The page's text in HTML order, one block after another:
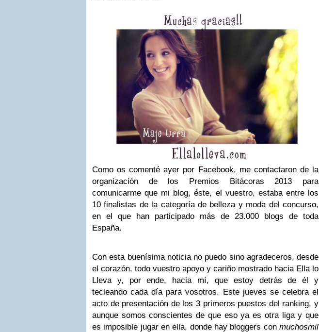
Como os comenté ayer por Facebook, me contactaron de la
organización de los Premios Bitácoras 2013 para
comunicarme que mi blog, éste, el vuestro, estaba entre los
10 finalistas de la categoría de belleza y moda del concurso,
en el que han participado más de 23.000 blogs de toda
España.
Con esta buenísima noticia no puedo sino agradeceros, desde
el corazón, todo vuestro apoyo y cariño mostrado hacia Ella lo
Lleva y, por ende, hacia mí, que estoy detrás de él y
tecleando cada día para vosotros. Este jueves se celebra el
acto de presentación de los 3 primeros puestos del ranking, y
aunque somos conscientes de que eso ya es otra liga y que
es imposible jugar en ella, donde hay bloggers con muchosmil